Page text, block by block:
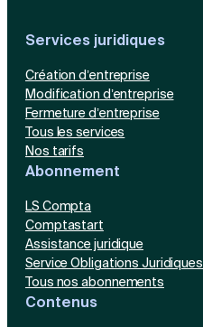
Services juridiques
Création d’entreprise
Modification d’entreprise
Fermeture d’entreprise
Tous les services
Nos tarifs
Abonnement
LS Compta
Comptastart
Assistance juridique
Service Obligations Juridiques
Tous nos abonnements
Contenus